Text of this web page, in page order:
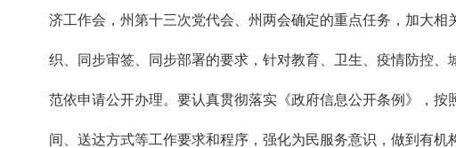
济工作会，州第十三次党代会、州两会确定的重点任务，加大
织、同步审签、同步部署的要求，针对教育、卫生、疫情防控
范依申请公开办理。要认真贯彻落实《政府信息公开条例》，
间、送达方式等工作要求和程序，强化为民服务意识，做到有机